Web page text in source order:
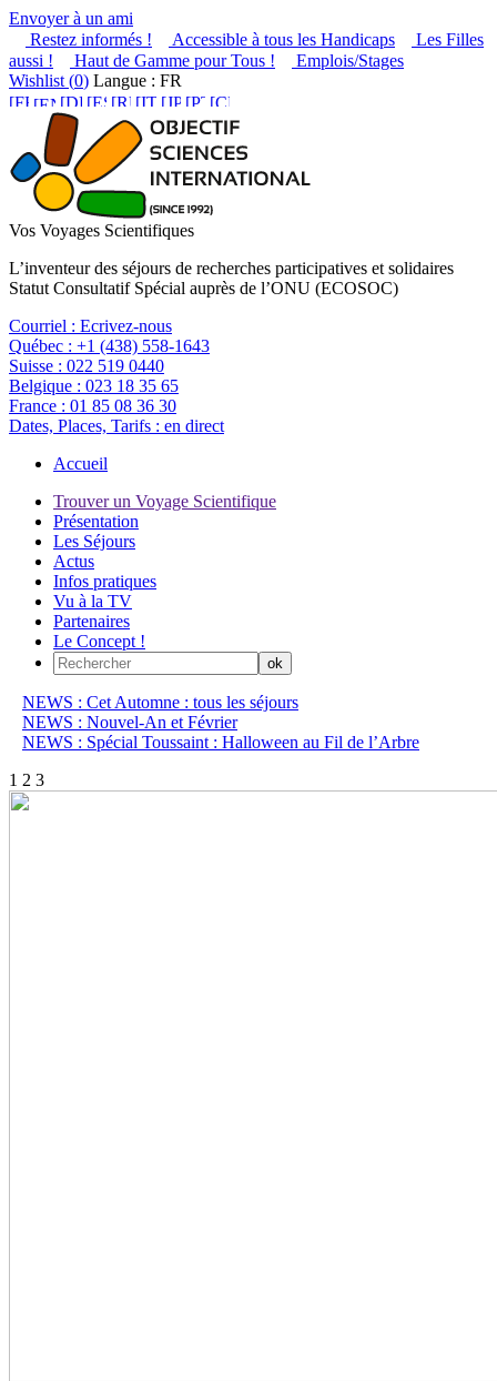
Envoyer à un ami
Restez informés !
Accessible à tous les Handicaps
Les Filles
aussi !
Haut de Gamme pour Tous !
Emplois/Stages
Wishlist (0) Langue : FR
Vos Voyages Scientifiques
L’inventeur des séjours de recherches participatives et solidaires
Statut Consultatif Spécial auprès de l’ONU (ECOSOC)
Courriel : Ecrivez-nous
Québec : +1 (438) 558-1643
Suisse : 022 519 0440
Belgique : 023 18 35 65
France : 01 85 08 36 30
Dates, Places, Tarifs : en direct
Accueil
Trouver un Voyage Scientifique
Présentation
Les Séjours
Actus
Infos pratiques
Vu à la TV
Partenaires
Le Concept !
NEWS : Cet Automne : tous les séjours
NEWS : Nouvel-An et Février
NEWS : Spécial Toussaint : Halloween au Fil de l’Arbre
1 2 3